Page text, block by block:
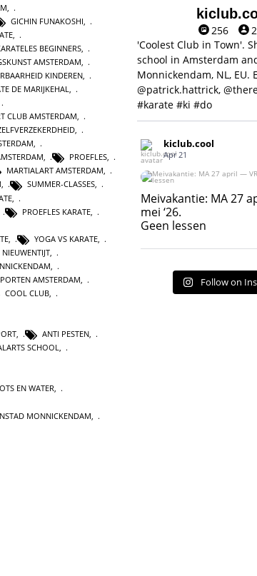
GICHIN FUNAKOSHI
BEGINNERS
AMSTERDAM
KINDEREN
DE MARIJKEHAL,
CLUB AMSTERDAM,
,
,
, PROEFLES,
MARTIALART AMSTERDAM,
, SUMMER-CLASSES,
PROEFLES KARATE
YOGA VS KARATE
AMSTERDAM
COOL CLUB
, ANTI PESTEN,
SCHOOL,
EN WATER,
MONNICKENDAM
256
'Coolest Club in Town'.
school in Amsterdam
Monnickendam, NL, EU.
@patrick.hattrick,
#karate #ki #do
kiclub.cool
Apr 21
Meivakantie: MA 27 april — VR
Geen lessen
17
Meivakantie: MA 27
mei ‘26.
Geen lessen
Follow on